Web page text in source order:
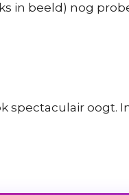
in beeld) nog
spectaculair oogt.